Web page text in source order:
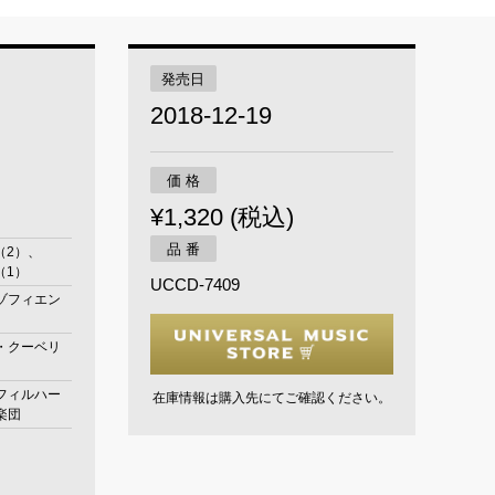
）、
）
フィエン
クーベリ
ィルハー
団
発売日
2018-12-19
価 格
¥1,320 (税込)
品 番
UCCD-7409
在庫情報は購入先にてご確認ください。